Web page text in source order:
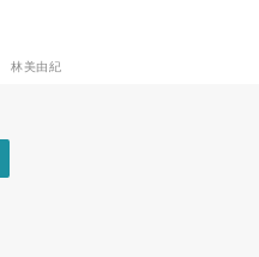
林美由紀